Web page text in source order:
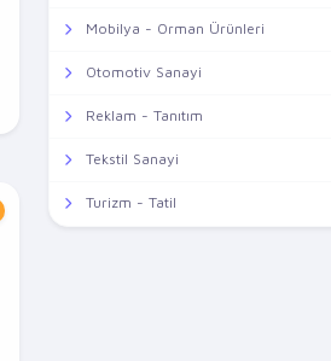
Mobilya - Orman Ürünleri
Otomotiv Sanayi
Reklam - Tanıtım
Tekstil Sanayi
Turizm - Tatil